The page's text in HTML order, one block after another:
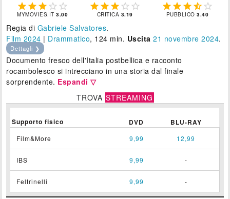
    
MYMOVIES.IT3.00
    
CRITICA 3.19
    
PUBBLICO3.40
Regia di Gabriele Salvatores.
Film 2024 | Drammatico, 124 min. Uscita 21 novembre 2024.
Dettagli ❯
Documento fresco dell'Italia postbellica e racconto
rocambolesco si intrecciano in una storia dal finale
sorprendente. Espandi ▽
TROVA STREAMING
Supporto fisico DVD BLU-RAY
Film&More 9,99 12,99
IBS 9,99 -
Feltrinelli 9,99 -